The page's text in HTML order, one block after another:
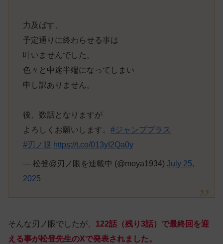
力及ばす、
予定通りに終わらせる事は
叶いませんでした。
色々と中途半端になってしまい
申し訳ありません。
後、数話となりますが
よろしくお願いします。 #ジャンププラス
#刃ノ眼 https://t.co/013yI2Qa0y
— 松登@刃ノ眼を連載中 (@moya1934) July 25,
2025
そんな刃ノ眼でしたが、 122話（残り3話）で最終回を迎
える事が松登先生のXで発表されました。